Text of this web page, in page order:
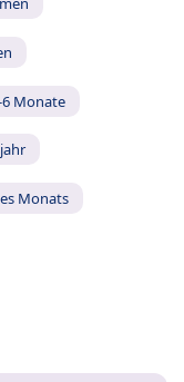
Monate
Monats